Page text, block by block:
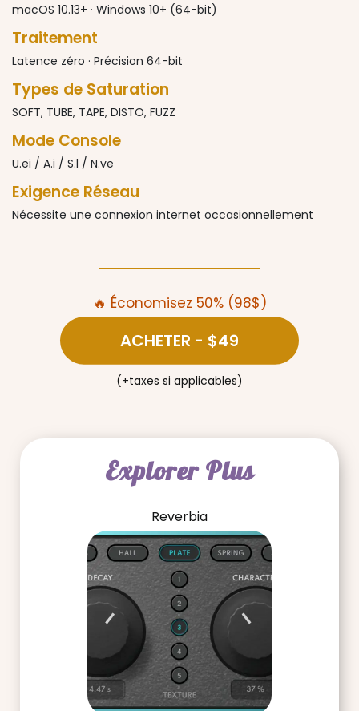
macOS 10.13+ · Windows 10+ (64-bit)
Traitement
Latence zéro · Précision 64-bit
Types de Saturation
SOFT, TUBE, TAPE, DISTO, FUZZ
Mode Console
U.ei / A.i / S.l / N.ve
Exigence Réseau
Nécessite une connexion internet occasionnellement
🔥 Économisez 50% (98$)
ACHETER - $49
(+taxes si applicables)
Explorer Plus
Reverbia